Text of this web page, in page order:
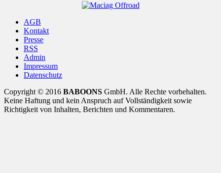
AGB
Kontakt
Presse
RSS
Admin
Impressum
Datenschutz
Copyright © 2016 BABOONS GmbH. Alle Rechte vorbehalten.
Keine Haftung und kein Anspruch auf Vollständigkeit sowie
Richtigkeit von Inhalten, Berichten und Kommentaren.